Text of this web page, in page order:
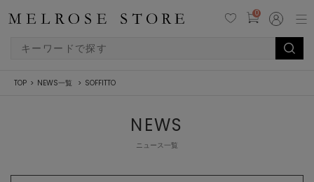
0
TOP NEWS一覧 SOFFITTO
NEWS
ニュース一覧